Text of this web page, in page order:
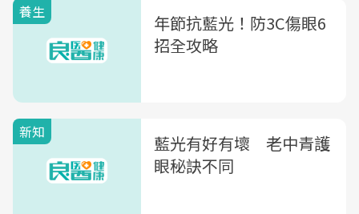
養生
年節抗藍光！防3C傷眼6
招全攻略
新知
藍光有好有壞 老中青護
眼秘訣不同